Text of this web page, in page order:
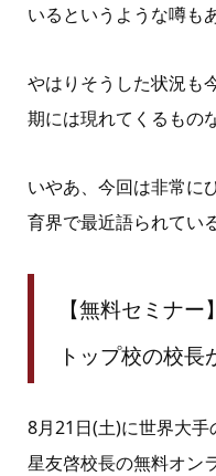
いるというような噂も
やはりそうした状況も
期には現れてくるもの
いやあ、今回は非常に
育界で最近語られてい
【無料セミナ
トップ校の校
8月21日(土)に世界大
星友啓校長の無料オン